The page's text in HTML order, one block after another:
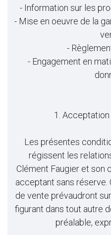
- Information sur les
- Mise en oeuvre de la
-
- Engagement en
1.
Les présentes
régissent les
Clément Faugier et son
acceptant sans
de vente prévaudront
figurant dans tout autre
préalable,